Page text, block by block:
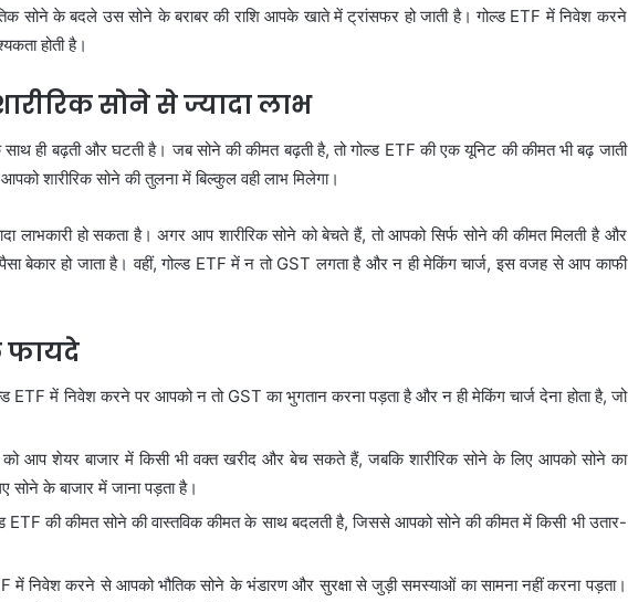
सोने के बदले उस सोने के बराबर की राशि आपके खाते में ट्रांसफर हो जाती है। गोल्ड ETF में निवेश करने
होती है।
सोने से ज्यादा लाभ
ही बढ़ती और घटती है। जब सोने की कीमत बढ़ती है, तो गोल्ड ETF की एक यूनिट की कीमत भी बढ़ जाती
शारीरिक सोने की तुलना में बिल्कुल वही लाभ मिलेगा।
लाभकारी हो सकता है। अगर आप शारीरिक सोने को बेचते हैं, तो आपको सिर्फ सोने की कीमत मिलती है और
बेकार हो जाता है। वहीं, गोल्ड ETF में न तो GST लगता है और न ही मेकिंग चार्ज, इस वजह से आप काफी
फायदे
ETF में निवेश करने पर आपको न तो GST का भुगतान करना पड़ता है और न ही मेकिंग चार्ज देना होता है, जो
आप शेयर बाजार में किसी भी वक्त खरीद और बेच सकते हैं, जबकि शारीरिक सोने के लिए आपको सोने का
के बाजार में जाना पड़ता है।
ETF की कीमत सोने की वास्तविक कीमत के साथ बदलती है, जिससे आपको सोने की कीमत में किसी भी उतार-
में निवेश करने से आपको भौतिक सोने के भंडारण और सुरक्षा से जुड़ी समस्याओं का सामना नहीं करना पड़ता।